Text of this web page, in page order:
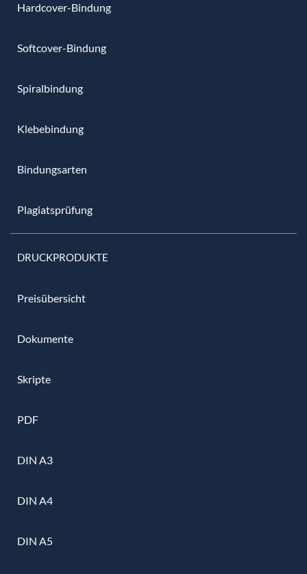
Hardcover-Bindung
Softcover-Bindung
Spiralbindung
Klebebindung
Bindungsarten
Plagiatsprüfung
DRUCKPRODUKTE
Preisübersicht
Dokumente
Skripte
PDF
DIN A3
DIN A4
DIN A5